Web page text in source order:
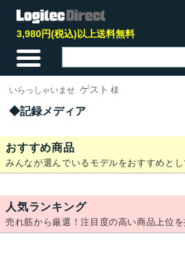
3,980円(税込)以上送料無料
いらっしゃいませ ゲスト 様
記録メディア
おすすめ商品
みんなが選んでいるモデルをおすすめと
人気ランキング
売れ筋から厳選！注目度の高い商品上位